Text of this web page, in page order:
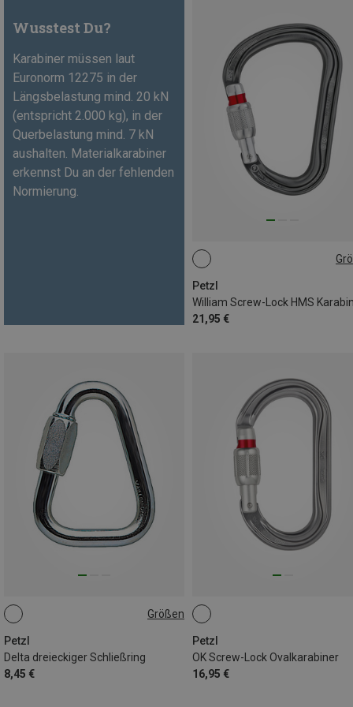
Wusstest Du?
Karabiner müssen laut
Euronorm 12275 in der
Längsbelastung mind. 20 kN
(entspricht 2.000 kg), in der
Querbelastung mind. 7 kN
aushalten. Materialkarabiner
erkennst Du an der fehlenden
Normierung.
Petzl
William Screw-Lock HMS
21,95 €
SCREW-LOCK
Größen
Petzl
Delta dreieckiger Schließring
8,45 €
10MM
Petzl
OK Screw-Lock Ovalkarabiner
16,95 €